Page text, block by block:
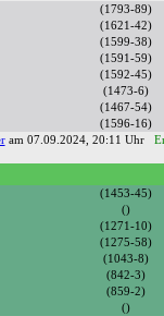
(1793-89)
(1621-42)
(1599-38)
(1591-59)
(1592-45)
(1473-6)
(1467-54)
(1596-16)
am 07.09.2024, 20:11 Uhr
(1453-45)
()
(1271-10)
(1275-58)
(1043-8)
(842-3)
(859-2)
()